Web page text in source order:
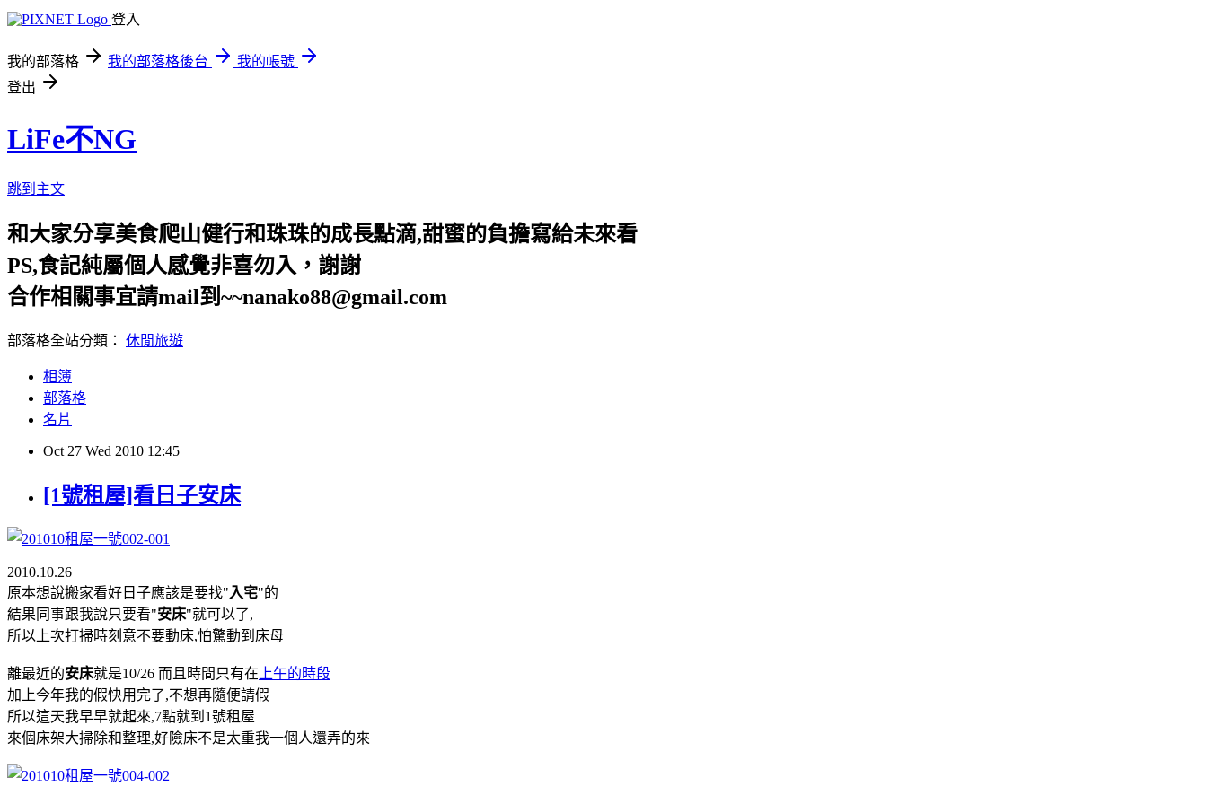
登入
我的部落格 我的部落格後台
我的帳號
登出
LiFe不NG
跳到主文
和大家分享美食爬山健行和珠珠的成長點滴,甜蜜的負擔寫給未來看
PS,食記純屬個人感覺非喜勿入，謝謝
合作相關事宜請mail到~~nanako88@gmail.com
部落格全站分類： 休閒旅遊
相簿
部落格
名片
Oct 27 Wed 2010 12:45
[1號租屋]看日子安床
2010.10.26
原本想說搬家看好日子應該是要找"入宅"的
結果同事跟我說只要看"安床"就可以了,
所以上次打掃時刻意不要動床,怕驚動到床母
離最近的安床就是10/26 而且時間只有在 上午的時段
加上今年我的假快用完了,不想再隨便請假
所以這天我早早就起來,7點就到1號租屋
來個床架大掃除和整理,好險床不是太重我一個人還弄的來